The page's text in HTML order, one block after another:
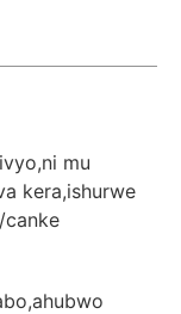
mu
kera,ishurwe
canke